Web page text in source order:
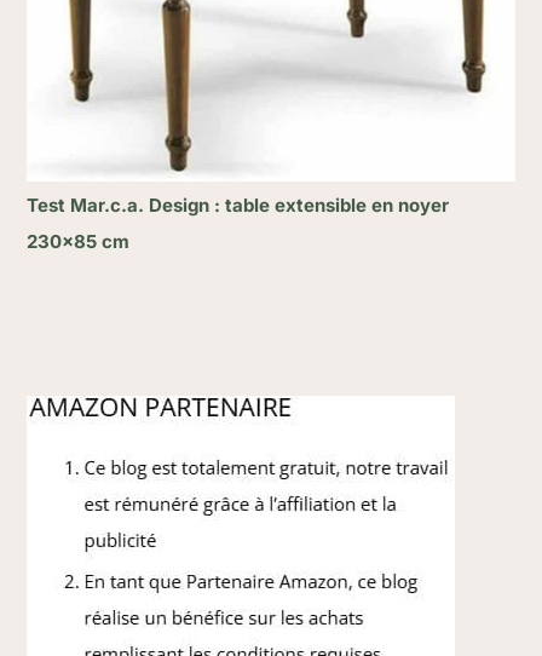
Test Mar.c.a. Design : table extensible en noyer
230×85 cm